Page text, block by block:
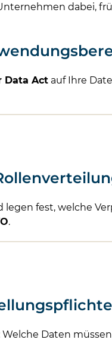
dabei,
Data Act auf Ihre
legen fest, welche
.
Welche Daten